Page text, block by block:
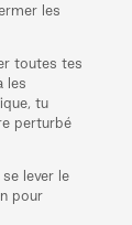
les
toutes tes
les
tu
perturbé
lever le
pour